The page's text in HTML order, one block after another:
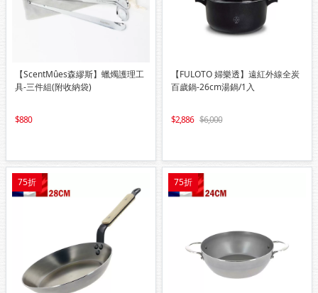
【ScentMûes森繆斯】蠟燭護理工
具-三件組(附收納袋)
880
【FULOTO 婦樂透】遠紅外線全炭
百歲鍋-26cm湯鍋/1入
2,886 6,000
75折 75折